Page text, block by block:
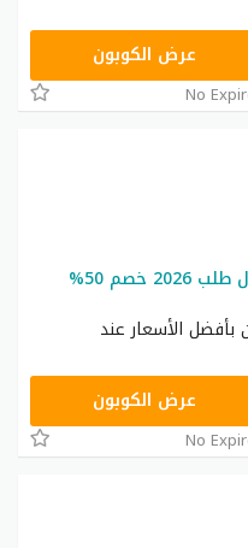
عرض الكوبون
No
كود خصم فيكتوريا سيكرت على أول طلب 2026 خصم 50%
بأفضل الأسعار عند
عرض الكوبون
No